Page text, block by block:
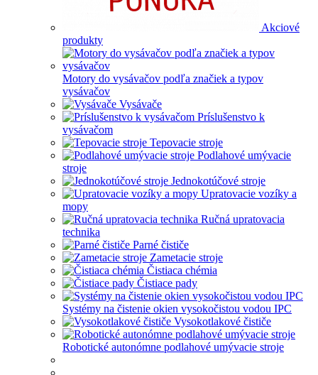
Akciové
produkty
Motory do vysávačov podľa značiek a typov
vysávačov
Vysávače
Príslušenstvo k
vysávačom
Tepovacie stroje
Podlahové umývacie
stroje
Jednokotúčové stroje
Upratovacie vozíky a
mopy
Ručná upratovacia
technika
Parné čističe
Zametacie stroje
Čistiaca chémia
Čistiace pady
Systémy na čistenie okien vysokočistou vodou IPC
Vysokotlakové čističe
Robotické autonómne podlahové umývacie stroje